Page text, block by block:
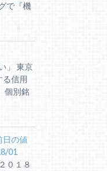
で『機
」 東京
る信用
個別銘
日の値
01
０１８